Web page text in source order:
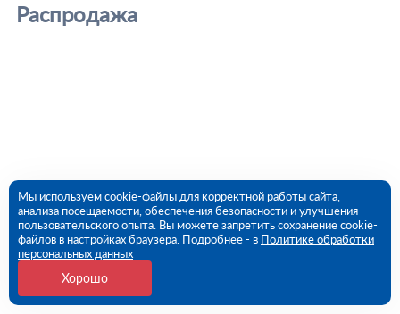
Распродажа
Мы используем cookie-файлы для корректной работы сайта,
анализа посещаемости, обеспечения безопасности и улучшения
пользовательского опыта. Вы можете запретить сохранение cookie-
файлов в настройках браузера. Подробнее - в Политике обработки
персональных данных
Хорошо